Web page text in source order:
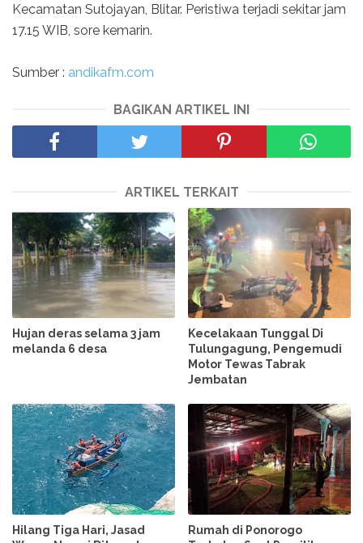
Kecamatan Sutojayan, Blitar. Peristiwa terjadi sekitar jam
17.15 WIB, sore kemarin.
Sumber : andikafm.com
BAGIKAN ARTIKEL INI
ARTIKEL TERKAIT
Hujan deras selama 3 jam
melanda 6 desa
Kecelakaan Tunggal Di
Tulungagung, Pengemudi
Motor Tewas Tabrak
Jembatan
Hilang Tiga Hari, Jasad
Rumah di Ponorogo